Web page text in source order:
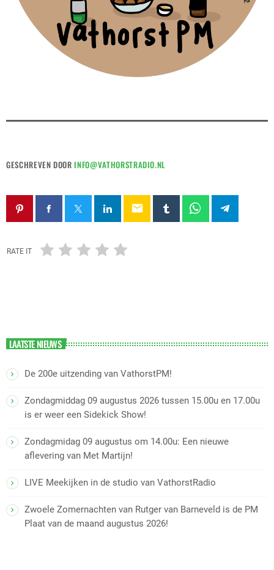
GESCHREVEN DOORINFO@VATHORSTRADIO.NL
email
RATE IT
LAATSTE NIEUWS
De 200e uitzending van VathorstPM!
Zondagmiddag 09 augustus 2026 tussen 15.00u en 17.00u
is er weer een Sidekick Show!
Zondagmidag 09 augustus om 14.00u: Een nieuwe
aflevering van Met Martijn!
LIVE Meekijken in de studio van VathorstRadio
Zwoele Zomernachten van Rutger van Barneveld is de PM
Plaat van de maand augustus 2026!